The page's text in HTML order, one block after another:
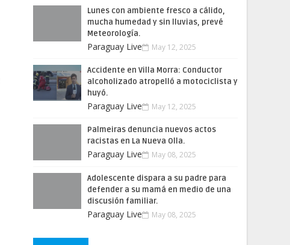
Lunes con ambiente fresco a cálido,
mucha humedad y sin lluvias, prevé
Meteorología.
Paraguay Live May 12, 2025
Accidente en Villa Morra: Conductor
alcoholizado atropelló a motociclista y
huyó.
Paraguay Live May 12, 2025
Palmeiras denuncia nuevos actos
racistas en La Nueva Olla.
Paraguay Live May 08, 2025
Adolescente dispara a su padre para
defender a su mamá en medio de una
discusión familiar.
Paraguay Live May 08, 2025